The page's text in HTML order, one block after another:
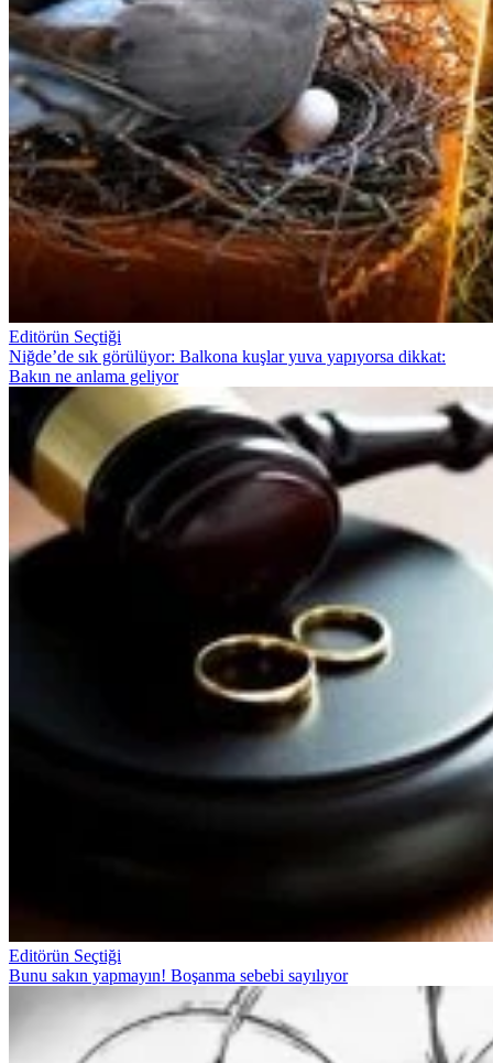
Editörün Seçtiği
Niğde’de sık görülüyor: Balkona kuşlar yuva yapıyorsa dikkat:
Bakın ne anlama geliyor
Editörün Seçtiği
Bunu sakın yapmayın! Boşanma sebebi sayılıyor